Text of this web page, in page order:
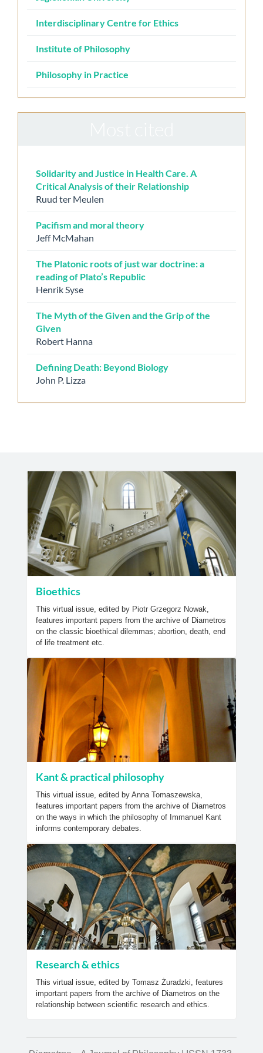
Interdisciplinary Centre for Ethics
Institute of Philosophy
Philosophy in Practice
Solidarity and Justice in Health Care. A
Critical Analysis of their Relationship
Ruud ter Meulen
Pacifism and moral theory
Jeff McMahan
The Platonic roots of just war doctrine: a
reading of Plato’s Republic
Henrik Syse
The Myth of the Given and the Grip of the
Given
Robert Hanna
Defining Death: Beyond Biology
John P. Lizza
Bioethics
This virtual issue, edited by Piotr Grzegorz Nowak,
features important papers from the archive of Diametros
on the classic bioethical dilemmas; abortion, death, end
of life treatment etc.
Kant & practical philosophy
This virtual issue, edited by Anna Tomaszewska,
features important papers from the archive of Diametros
on the ways in which the philosophy of Immanuel Kant
informs contemporary debates.
Research & ethics
This virtual issue, edited by Tomasz Żuradzki, features
important papers from the archive of Diametros on the
relationship between scientific research and ethics.